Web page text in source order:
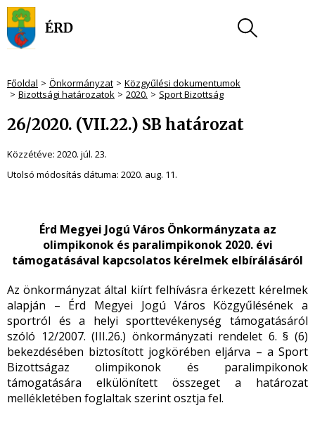
Főoldal Önkormányzat
Közgyűlési dokumentumok
Bizottsági határozatok
2020. Sport Bizottság
26/2020. (VII.22.) SB határozat
Közzétéve: 2020. júl. 23.
Utolsó módosítás dátuma: 2020. aug. 11.
Érd Megyei Jogú Város Önkormányzata az
olimpikonok és paralimpikonok 2020. évi
támogatásával kapcsolatos kérelmek elbírálásáról
Az önkormányzat által kiírt felhívásra érkezett kérelmek
alapján – Érd Megyei Jogú Város Közgyűlésének a
sportról és a helyi sporttevékenység támogatásáról
szóló 12/2007. (III.26.) önkormányzati rendelet 6. § (6)
bekezdésében biztosított jogkörében eljárva – a Sport
Bizottságaz olimpikonok és paralimpikonok
támogatására elkülönített összeget a határozat
mellékletében foglaltak szerint osztja fel.